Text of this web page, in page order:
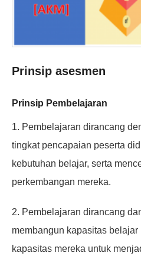
Prinsip asesmen
Prinsip Pembelajaran
1. Pembelajaran dirancang
tingkat pencapaian peserta
kebutuhan belajar, serta
perkembangan mereka.
2. Pembelajaran dirancang
membangun kapasitas belajar
kapasitas mereka untuk